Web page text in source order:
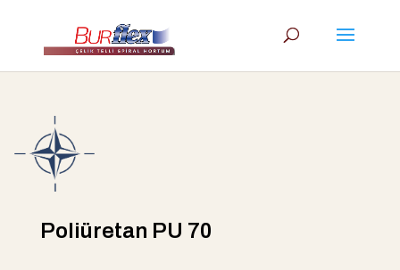
Poliüretan PU 70